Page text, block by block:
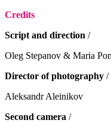
Credits
Script and direction /
Oleg Stepanov & Maria
Director of photography /
Aleksandr Aleinikov
Second camera /